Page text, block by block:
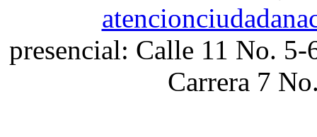
presencial: Calle 11 No.
Carrera 7